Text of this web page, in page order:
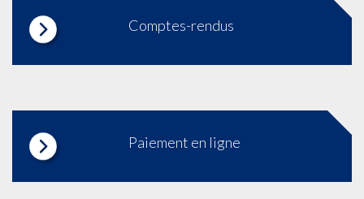
Comptes-rendus
Paiement en ligne